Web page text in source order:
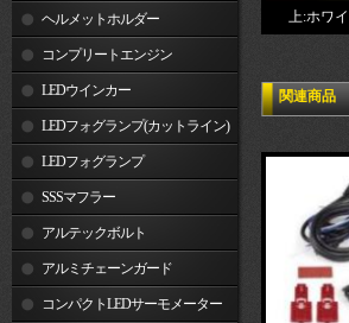
ヘルメットホルダー
コンプリートエンジン
LEDウインカー
LEDフォグランプ(カットライン)
LEDフォグランプ
SSSマフラー
アルテックボルト
アルミチェーンガード
コンパクトLEDサーモメーター
上:ホワ
関連商品